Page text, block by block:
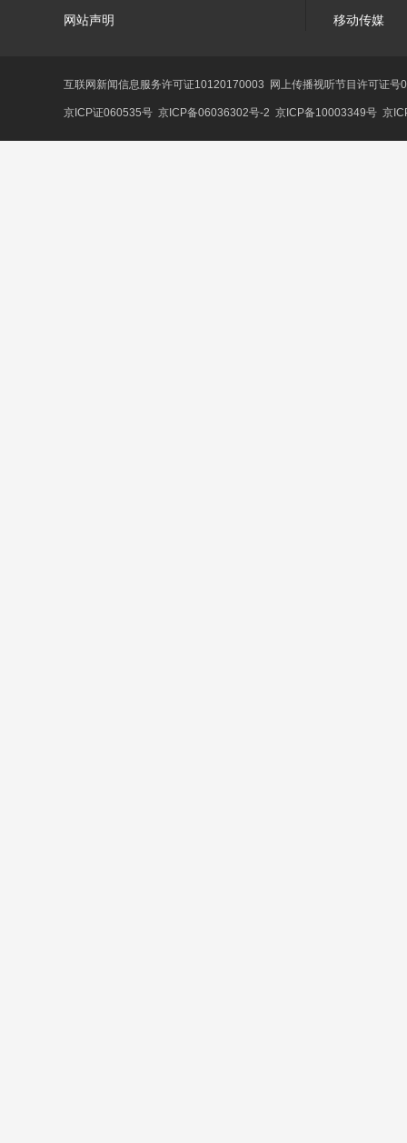
网站声明
移动传媒
互联网新闻信息服务许可证10120170003 网上传播视听节目许可证
京ICP证060535号 京ICP备06036302号-2 京ICP备10003349号 京